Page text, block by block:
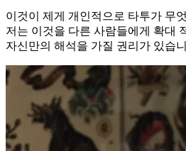
이것이 제게 개인적으로 타투가 무
저는 이것을 다른 사람들에게 확대
자신만의 해석을 가질 권리가 있습